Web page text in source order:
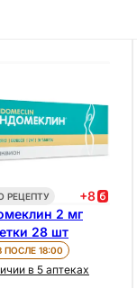
РЕЦЕПТУ +8
2 мг
28 шт
ПОСЛЕ 18:00
в 5 аптеках